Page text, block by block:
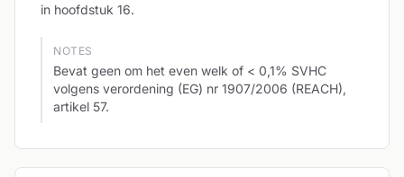
in hoofdstuk 16.
NOTES
Bevat geen om het even welk of < 0,1% SVHC
volgens verordening (EG) nr 1907/2006 (REACH),
artikel 57.